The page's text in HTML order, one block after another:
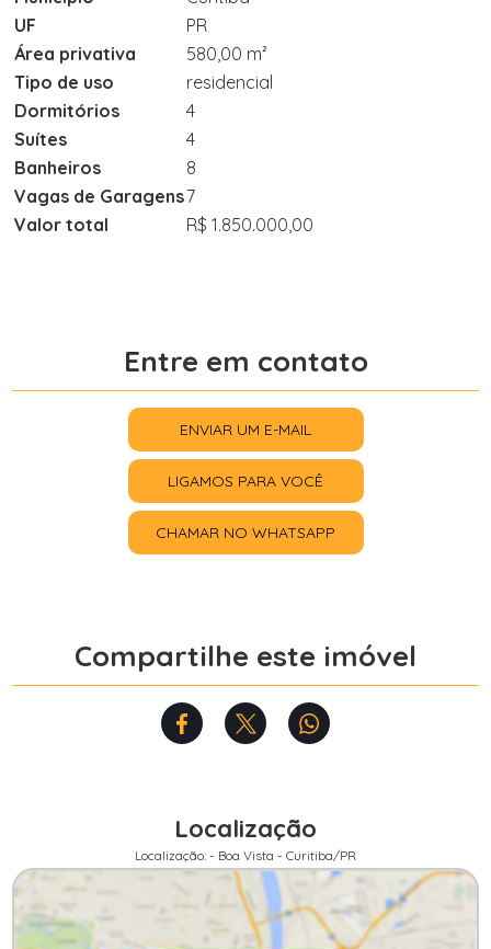
UF
PR
Área privativa
580,00 m²
Tipo de uso
residencial
Dormitórios
4
Suítes
4
Banheiros
8
Vagas de Garagens7
Valor total
R$ 1.850.000,00
Entre em contato
ENVIAR UM E-MAIL
LIGAMOS PARA VOCÊ
CHAMAR NO WHATSAPP
Compartilhe este imóvel
Localização
Localização: - Boa Vista - Curitiba/PR